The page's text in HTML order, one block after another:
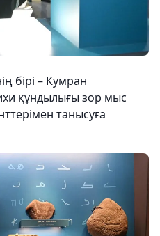
бірі – Кумран
құндылығы зор мыс
танысуға